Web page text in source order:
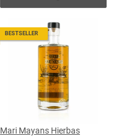
BESTSELLER
Mari Mayans Hierbas